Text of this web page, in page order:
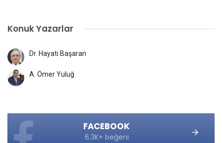
Konuk Yazarlar
Dr. Hayati Başaran
A. Ömer Yuluğ
FACEBOOK
6.3K+ beğeni